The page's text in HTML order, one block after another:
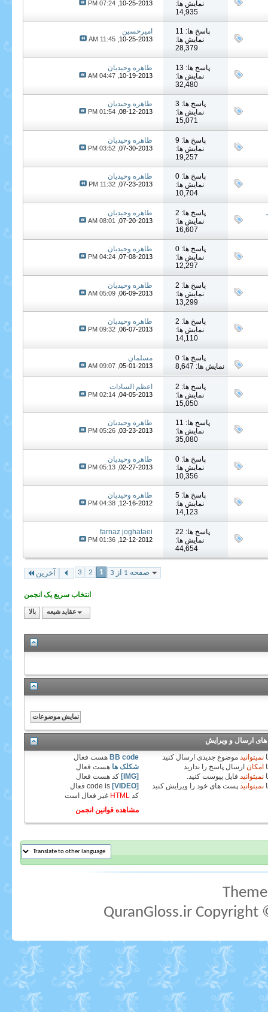
نمایش ها:
14,935
10-25-2013,
07:24 PM
پاسخ ها: 11
نمایش ها:
28,379
امیرحسین
10-25-2013,
11:45 AM
پاسخ ها: 13
نمایش ها:
32,480
طاهره وحیدیان
10-19-2013,
04:47 AM
پاسخ ها: 3
نمایش ها:
15,071
طاهره وحیدیان
08-12-2013,
01:54 PM
پاسخ ها: 9
نمایش ها:
19,257
طاهره وحیدیان
07-30-2013,
03:52 PM
پاسخ ها: 0
نمایش ها:
10,704
طاهره وحیدیان
07-23-2013,
11:32 PM
پاسخ ها: 2
نمایش ها:
16,607
طاهره وحیدیان
07-20-2013,
08:01 AM
پاسخ ها: 0
نمایش ها:
12,297
طاهره وحیدیان
07-08-2013,
04:24 PM
پاسخ ها: 2
نمایش ها:
13,299
طاهره وحیدیان
06-09-2013,
05:09 AM
پاسخ ها: 2
نمایش ها:
14,110
طاهره وحیدیان
06-07-2013,
09:32 PM
پاسخ ها: 0
نمایش ها: 8,647
مسلمان
05-01-2013,
09:07 AM
پاسخ ها: 2
نمایش ها:
15,050
اعظم السادات
04-05-2013,
02:14 PM
پاسخ ها: 11
نمایش ها:
35,080
طاهره وحیدیان
03-23-2013,
05:26 PM
پاسخ ها: 0
نمایش ها:
10,356
طاهره وحیدیان
02-27-2013,
05:13 PM
پاسخ ها: 5
نمایش ها:
14,123
طاهره وحیدیان
12-16-2012,
04:38 PM
پاسخ ها: 22
نمایش ها:
44,654
farnaz.joghataei
12-12-2012,
01:36 PM
صفحه 1 از 3 1
2
3 آخرین
انتخاب سریع یک انجمن
عقاید شیعه بالا
ارسال و ویرایش
نمیتوانید موضوع جدیدی ارسال کنید
امکان ارسال پاسخ را ندارید
نمیتوانید فایل پیوست کنید.
نمیتوانید پست های خود را ویرایش کنید
BB code هست فعال
شکلک ها هست فعال
[IMG]
کد هست فعال
[VIDEO]
code is
فعال
کدHTML غیر فعال است
مشاهده قوانین انجمن
QuranGloss.ir Copyright